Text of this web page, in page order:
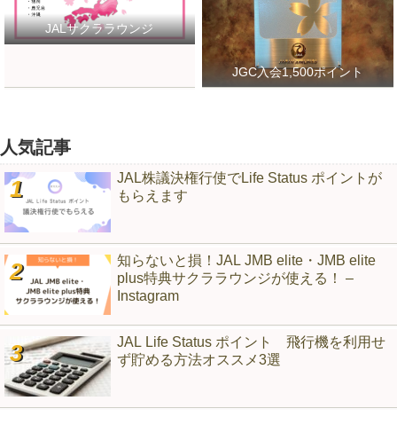
JALサクララウンジ
JGC入会1,500ポイント
人気記事
JAL株議決権行使でLife Status ポイントが
もらえます
知らないと損！JAL JMB elite・JMB elite
plus特典サクララウンジが使える！ –
Instagram
JAL Life Status ポイント 飛行機を利用せ
ず貯める方法オススメ3選